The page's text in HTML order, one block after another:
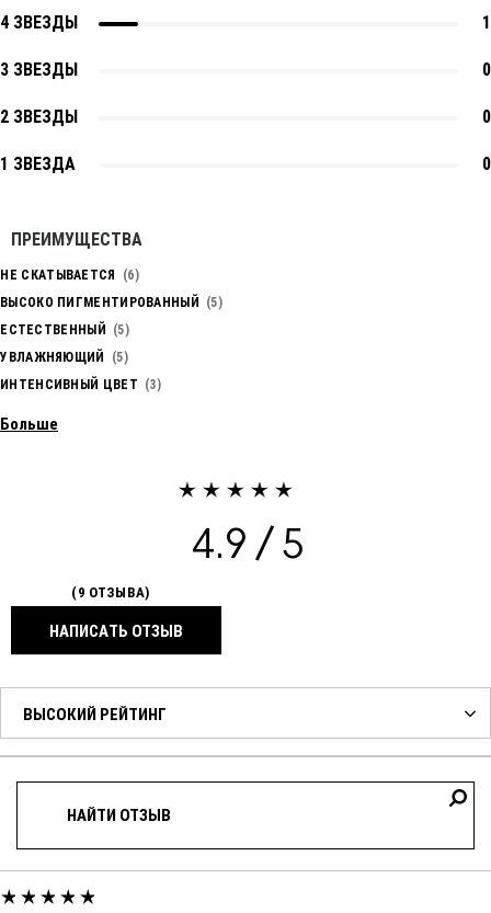
4 ЗВЕЗДЫ 1
3 ЗВЕЗДЫ 0
2 ЗВЕЗДЫ 0
1 ЗВЕЗДА 0
ПРЕИМУЩЕСТВА
НЕ СКАТЫВАЕТСЯ
6
ВЫСОКО ПИГМЕНТИРОВАННЫЙ
5
ЕСТЕСТВЕННЫЙ
5
УВЛАЖНЯЮЩИЙ
5
ИНТЕНСИВНЫЙ ЦВЕТ
3
Больше
4.9
9 ОТЗЫВА
НАПИСАТЬ ОТЗЫВ